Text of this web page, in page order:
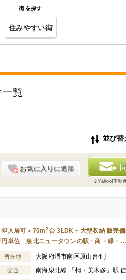
街を探す
住みやすい街
覧
並び替
お気に入りに追加
※Yahoo!不動
即入居可＞70m2台 3LDK＋大型収納 販売
円単位 泉北ニュータウンの駅・商・緑・…
所在地 大阪府堺市南区原山台4丁
交通 南海泉北線 「栂・美木多」駅